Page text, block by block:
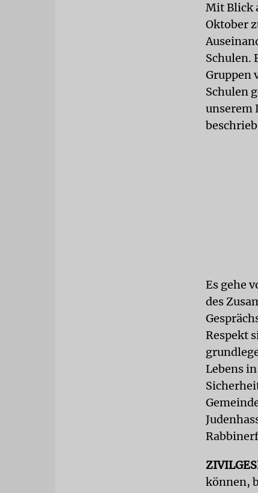
Mit Blick
Oktober
Schulen.
Gruppen
Schulen
unserem
Es gehe
des
Respekt
Lebens
können,